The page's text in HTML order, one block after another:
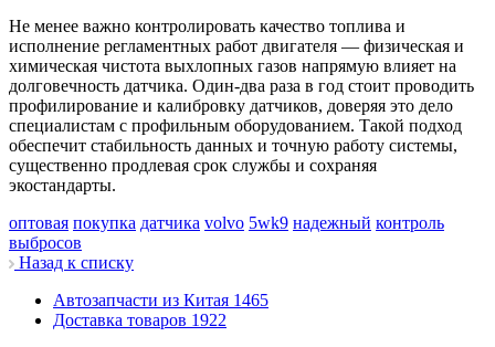
Не менее важно контролировать качество топлива и
исполнение регламентных работ двигателя — физическая и
химическая чистота выхлопных газов напрямую влияет на
долговечность датчика. Один-два раза в год стоит проводить
профилирование и калибровку датчиков, доверяя это дело
специалистам с профильным оборудованием. Такой подход
обеспечит стабильность данных и точную работу системы,
существенно продлевая срок службы и сохраняя
экостандарты.
оптовая покупка датчика volvo 5wk9 надежный контроль
выбросов
Назад к списку
Автозапчасти из Китая 1465
Доставка товаров 1922